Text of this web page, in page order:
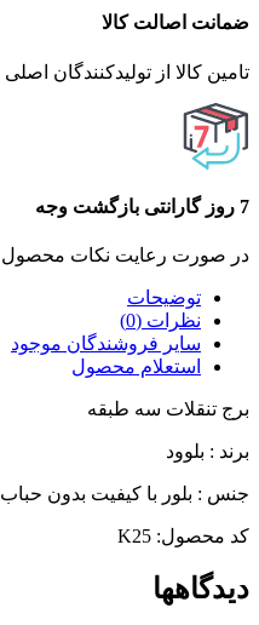
ضمانت اصالت کالا
تامین کالا از تولیدکنندگان اصلی
7 روز گارانتی بازگشت وجه
در صورت رعایت نکات محصول
توضیحات
نظرات (0)
سایر فروشندگان موجود
استعلام محصول
برج تنقلات سه طبقه
برند : بلوود
جنس : بلور با کیفیت بدون حباب
کد محصول: K25
دیدگاهها